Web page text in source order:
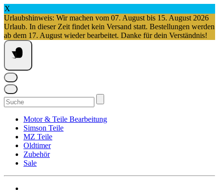
X
Urlaubshinweis: Wir machen vom 07. August bis 15. August 2026
Urlaub. In dieser Zeit findet kein Versand statt. Bestellungen werden
ab dem 17. August wieder bearbeitet. Danke für dein Verständnis!
Springe
zum
Inhalt
Suchen
nach:
Motor & Teile Bearbeitung
Simson Teile
MZ Teile
Oldtimer
Zubehör
Sale